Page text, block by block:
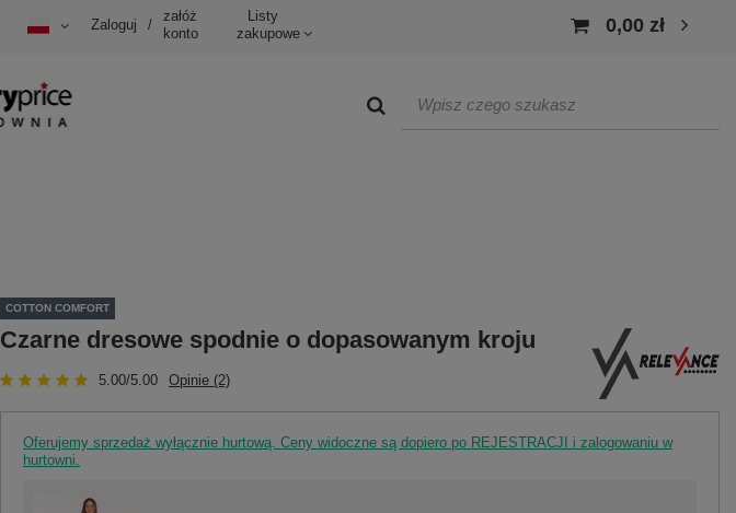
Zaloguj /
załóż
konto
Listy
zakupowe
0,00 zł
COTTON COMFORT
Czarne dresowe spodnie o dopasowanym kroju
5.00/5.00 Opinie (2)
Oferujemy sprzedaż wyłącznie hurtową. Ceny widoczne są dopiero po REJESTRACJI i zalogowaniu w
hurtowni.